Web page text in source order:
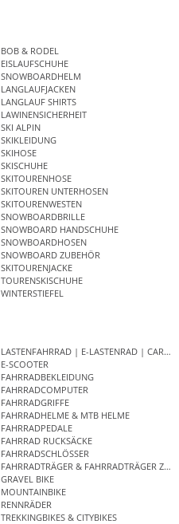
BOB & RODEL
EISLAUFSCHUHE
SNOWBOARDHELM
LANGLAUFJACKEN
LANGLAUF SHIRTS
LAWINENSICHERHEIT
SKI ALPIN
SKIKLEIDUNG
SKIHOSE
SKISCHUHE
SKITOURENHOSE
SKITOUREN UNTERHOSEN
SKITOURENWESTEN
SNOWBOARDBRILLE
SNOWBOARD HANDSCHUHE
SNOWBOARDHOSEN
SNOWBOARD ZUBEHÖR
SKITOURENJACKE
TOURENSKISCHUHE
WINTERSTIEFEL
LASTENFAHRRAD | E-LASTENRAD |
E-SCOOTER
FAHRRADBEKLEIDUNG
FAHRRADCOMPUTER
FAHRRADGRIFFE
FAHRRADHELME & MTB HELME
FAHRRADPEDALE
FAHRRAD RUCKSÄCKE
FAHRRADSCHLÖSSER
FAHRRADTRÄGER & FAHRRADTRÄGER
GRAVEL BIKE
MOUNTAINBIKE
RENNRÄDER
TREKKINGBIKES & CITYBIKES